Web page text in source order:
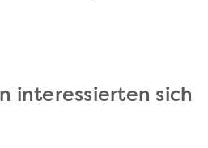
interessierten sich